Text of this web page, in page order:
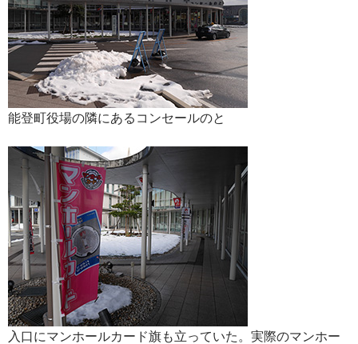
能登町役場の隣にあるコンセールのと
入口にマンホールカード旗も立っていた。実際のマンホー